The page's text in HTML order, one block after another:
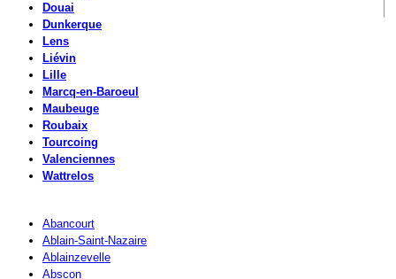
Douai
Dunkerque
Lens
Liévin
Lille
Marcq-en-Baroeul
Maubeuge
Roubaix
Tourcoing
Valenciennes
Wattrelos
Abancourt
Ablain-Saint-Nazaire
Ablainzevelle
Abscon